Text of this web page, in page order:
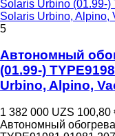
Solaris Urbino (01.99-)
Solaris Urbino, Alpino,
5
Автономный
(01.99-)
Urbino, Alpino,
1 382 000 UZS 100,80
Автономный